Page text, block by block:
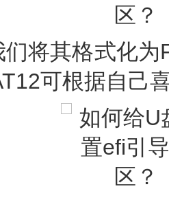
其格式化为
可根据自己